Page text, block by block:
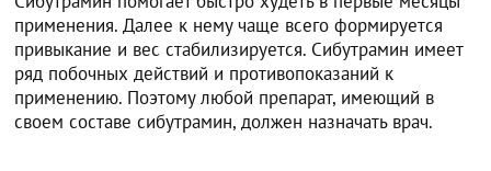
применения. Далее к нему чаще всего формируется
привыкание и вес стабилизируется. Сибутрамин имеет
ряд побочных действий и противопоказаний к
применению. Поэтому любой препарат, имеющий в
своем составе сибутрамин, должен назначать врач.